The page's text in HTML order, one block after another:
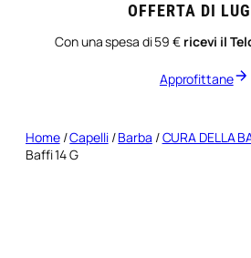
OFFERTA DI
Con una spesa di 59 € ricevi il
Approfittane
Home/Capelli/Barba /CURA DELLA
Baffi 14 G